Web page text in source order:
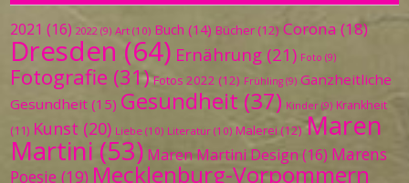
2021 (16) 2022 (9) Art (10) Buch (14) Bücher (12) Corona (18)
Dresden (64) Ernährung (21) Foto (9)
Fotografie (31) Fotos 2022 (12) Frühling (9) Ganzheitliche
Gesundheit (15) Gesundheit (37) Kinder (9) Krankheit
(11) Kunst (20) Liebe (10) Literatur (10) Malerei (12) Maren
Martini (53) Maren Martini Design (16) Marens
Poesie (19) Mecklenburg-Vorpommern